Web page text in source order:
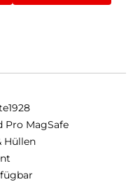
Pro MagSafe
Hüllen